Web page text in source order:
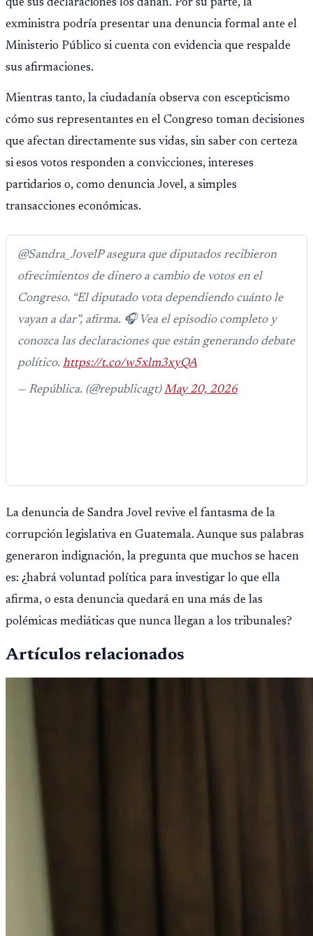
exministra podría presentar una denuncia formal ante el
Ministerio Público si cuenta con evidencia que respalde
sus afirmaciones.
Mientras tanto, la ciudadanía observa con escepticismo
cómo sus representantes en el Congreso toman decisiones
que afectan directamente sus vidas, sin saber con certeza
si esos votos responden a convicciones, intereses
partidarios o, como denuncia Jovel, a simples
transacciones económicas.
@Sandra_JovelP asegura que diputados recibieron
ofrecimientos de dinero a cambio de votos en el
Congreso. “El diputado vota dependiendo cuánto le
vayan a dar”, afirma. 🎧 Vea el episodio completo y
conozca las declaraciones que están generando debate
político. https://t.co/w5xlm3xyQA
— República. (@republicagt)May 20, 2026
La denuncia de Sandra Jovel revive el fantasma de la
corrupción legislativa en Guatemala. Aunque sus palabras
generaron indignación, la pregunta que muchos se hacen
es: ¿habrá voluntad política para investigar lo que ella
afirma, o esta denuncia quedará en una más de las
polémicas mediáticas que nunca llegan a los tribunales?
Artículos relacionados